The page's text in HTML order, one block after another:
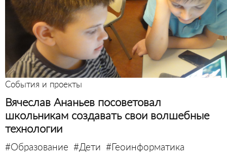
События и проекты
Вячеслав Ананьев посоветовал
школьникам создавать свои волшебные
технологии
#Образование #Дети #Геоинформатика